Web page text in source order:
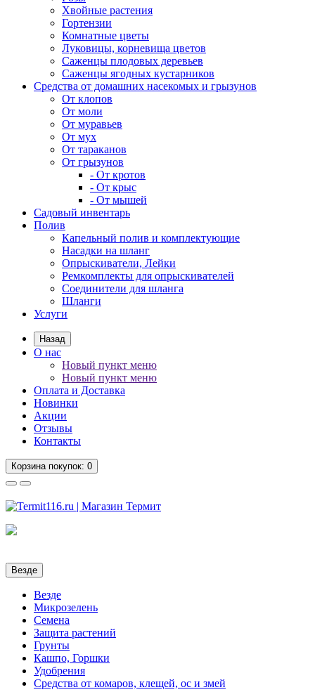
Хвойные растения
Гортензии
Комнатные цветы
Луковицы, корневища цветов
Саженцы плодовых деревьев
Саженцы ягодных кустарников
Средства от домашних насекомых и грызунов
От клопов
От моли
От муравьев
От мух
От тараканов
От грызунов
- От кротов
- От крыс
- От мышей
Садовый инвентарь
Полив
Капельный полив и комплектующие
Насадки на шланг
Опрыскиватели, Лейки
Ремкомплекты для опрыскивателей
Соединители для шланга
Шланги
Услуги
Назад
О нас
Новый пункт меню
Новый пункт меню
Оплата и Доставка
Новинки
Акции
Отзывы
Контакты
Корзинапокупок: 0
Везде
Везде
Микрозелень
Семена
Защита растений
Грунты
Кашпо, Горшки
Удобрения
Средства от комаров, клещей, ос и змей